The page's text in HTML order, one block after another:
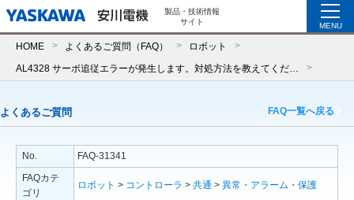
製品・技術情報
サイト
MENU
HOME よくあるご質問（FAQ） ロボット
よくあるご質問 FAQ一覧へ戻る
No.
FAQ-31341
FAQカテ
ゴリ
ロボット > コントローラ > 共通 > 異常・アラーム・保護